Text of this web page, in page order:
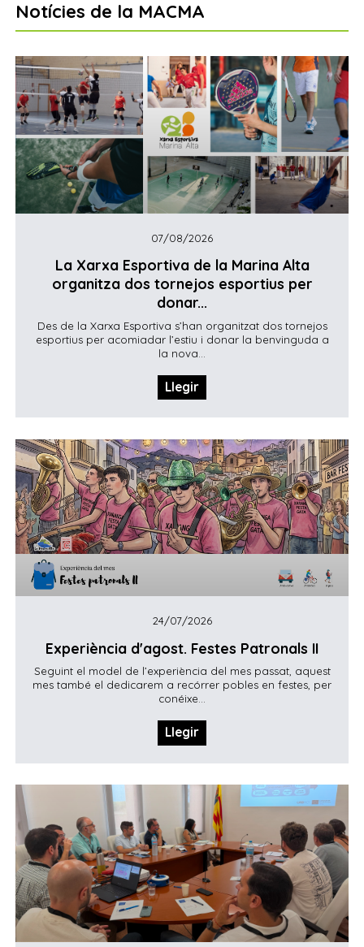
Notícies de la MACMA
07/08/2026
La Xarxa Esportiva de la Marina Alta
organitza dos tornejos esportius per
donar...
Des de la Xarxa Esportiva s’han organitzat dos tornejos
esportius per acomiadar l’estiu i donar la benvinguda a
la nova...
Llegir
24/07/2026
Experiència d'agost. Festes Patronals II
Seguint el model de l’experiència del mes passat, aquest
mes també el dedicarem a recórrer pobles en festes, per
conéixe...
Llegir